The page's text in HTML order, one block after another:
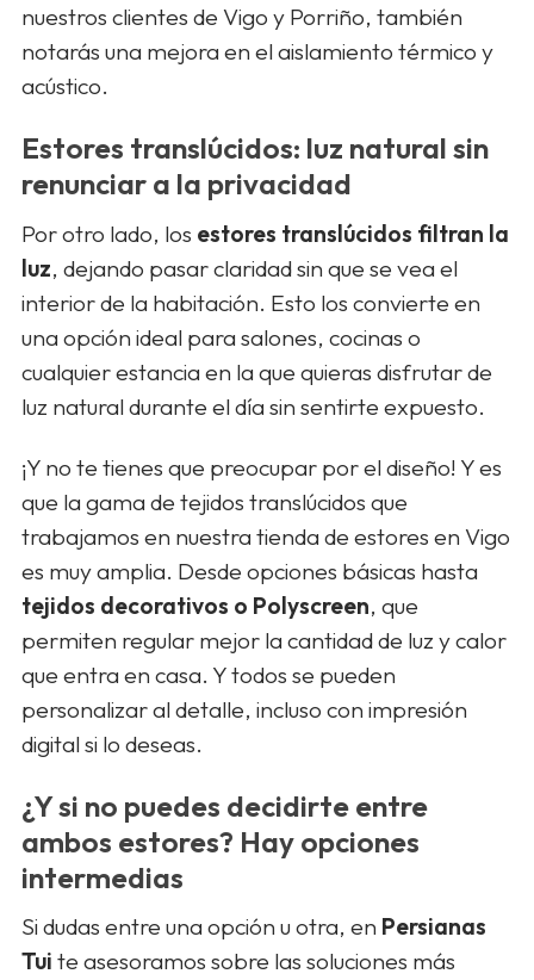
nuestros clientes de Vigo y Porriño, también
notarás una mejora en el aislamiento térmico y
acústico.
Estores translúcidos: luz natural sin
renunciar a la privacidad
Por otro lado, los estores translúcidos filtran la
luz, dejando pasar claridad sin que se vea el
interior de la habitación. Esto los convierte en
una opción ideal para salones, cocinas o
cualquier estancia en la que quieras disfrutar de
luz natural durante el día sin sentirte expuesto.
¡Y no te tienes que preocupar por el diseño! Y es
que la gama de tejidos translúcidos que
trabajamos en nuestra tienda de estores en Vigo
es muy amplia. Desde opciones básicas hasta
tejidos decorativos o Polyscreen, que
permiten regular mejor la cantidad de luz y calor
que entra en casa. Y todos se pueden
personalizar al detalle, incluso con impresión
digital si lo deseas.
¿Y si no puedes decidirte entre
ambos estores? Hay opciones
intermedias
Si dudas entre una opción u otra, en Persianas
Tui te asesoramos sobre las soluciones más